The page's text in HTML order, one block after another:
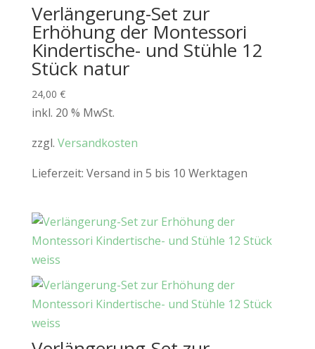
Verlängerung-Set zur
Erhöhung der Montessori
Kindertische- und Stühle 12
Stück natur
24,00 €
inkl. 20 % MwSt.
zzgl. Versandkosten
Lieferzeit: Versand in 5 bis 10 Werktagen